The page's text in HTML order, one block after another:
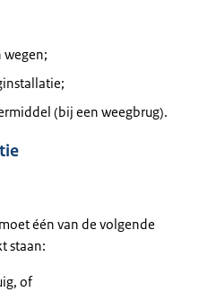
wegen;
(bij een weegbrug).
één van de volgende
staan:
of